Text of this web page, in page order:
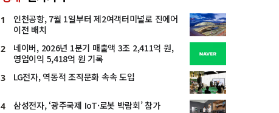
1
인천공항, 7월 1일부터 제2여객터미널로 진에어
이전 배치
2
네이버, 2026년 1분기 매출액 3조 2,411억 원,
영업이익 5,418억 원 기록
3 LG전자, 역동적 조직문화 속속 도입
4 삼성전자, ‘광주국제 IoT·로봇 박람회’ 참가